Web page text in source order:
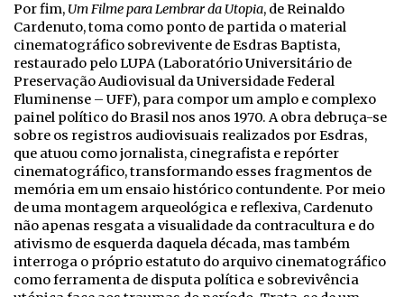
Por fim, Um Filme para Lembrar da Utopia, de Reinaldo
Cardenuto, toma como ponto de partida o material
cinematográfico sobrevivente de Esdras Baptista,
restaurado pelo LUPA (Laboratório Universitário de
Preservação Audiovisual da Universidade Federal
Fluminense – UFF), para compor um amplo e complexo
painel político do Brasil nos anos 1970. A obra debruça-se
sobre os registros audiovisuais realizados por Esdras,
que atuou como jornalista, cinegrafista e repórter
cinematográfico, transformando esses fragmentos de
memória em um ensaio histórico contundente. Por meio
de uma montagem arqueológica e reflexiva, Cardenuto
não apenas resgata a visualidade da contracultura e do
ativismo de esquerda daquela década, mas também
interroga o próprio estatuto do arquivo cinematográfico
como ferramenta de disputa política e sobrevivência